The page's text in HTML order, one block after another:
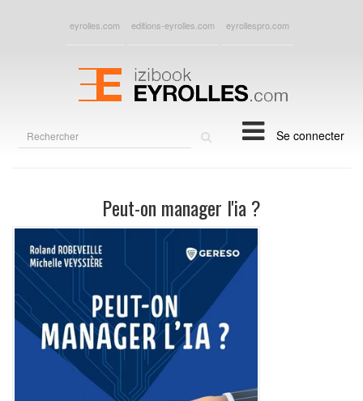
eyrolles.com editions-eyrolles.com eyrollespro.com
Se connecter
Peut-on manager l'ia ?